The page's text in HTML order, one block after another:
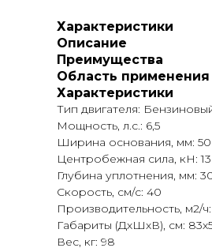
Характеристики
Описание
Преимущества
Область применения
Характеристики
Тип двигателя:
Мощность, л.с.: 6,5
Ширина основания, мм:
Центробежная сила, кН: 13
Глубина уплотнения, мм:
Скорость, см/с: 40
Производительность, м2/
Габариты (ДхШхВ), см:
Вес, кг: 98